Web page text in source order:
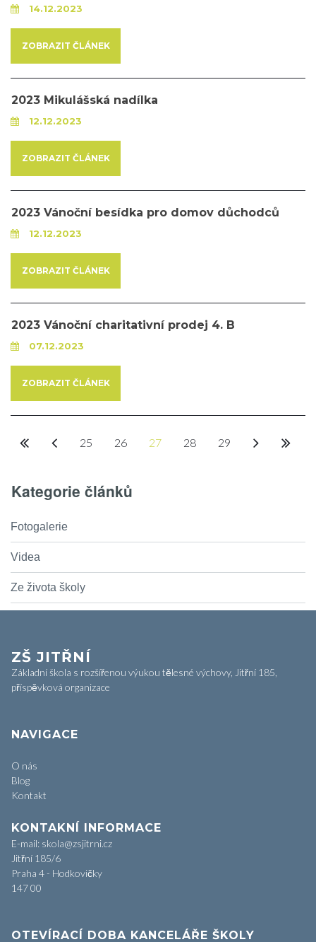
14.12.2023
ZOBRAZIT ČLÁNEK
2023 Mikulášská nadílka
12.12.2023
ZOBRAZIT ČLÁNEK
2023 Vánoční besídka pro domov důchodců
12.12.2023
ZOBRAZIT ČLÁNEK
2023 Vánoční charitativní prodej 4. B
07.12.2023
ZOBRAZIT ČLÁNEK
25 26 27 28 29
Kategorie článků
Fotogalerie
Videa
Ze života školy
ZŠ JITŘNÍ
Základní škola s rozšířenou výukou tělesné výchovy, Jitřní 185,
příspěvková organizace
NAVIGACE
O nás
Blog
Kontakt
KONTAKNÍ INFORMACE
E-mail: skola@zsjitrni.cz
Jitřní 185/6
Praha 4 - Hodkovičky
147 00
OTEVÍRACÍ DOBA KANCELÁŘE ŠKOLY